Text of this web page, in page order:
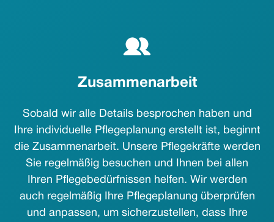
Zusammenarbeit
Sobald wir alle Details besprochen haben und
Ihre individuelle Pflegeplanung erstellt ist, beginnt
die Zusammenarbeit. Unsere Pflegekräfte werden
Sie regelmäßig besuchen und Ihnen bei allen
Ihren Pflegebedürfnissen helfen. Wir werden
auch regelmäßig Ihre Pflegeplanung überprüfen
und anpassen, um sicherzustellen, dass Ihre